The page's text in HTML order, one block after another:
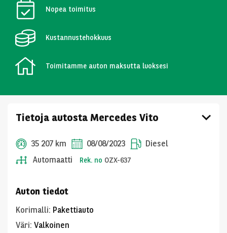
Nopea toimitus
Kustannustehokkuus
Toimitamme auton maksutta luoksesi
Tietoja autosta Mercedes Vito
35 207 km 08/08/2023
Diesel
Automaatti
Rek. no OZX-637
Auton tiedot
Korimalli: Pakettiauto
Väri: Valkoinen